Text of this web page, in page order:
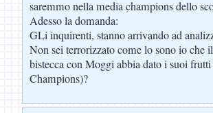
saremmo nella media champions dello
Adesso la domanda:
GLi inquirenti, stanno arrivando ad
Non sei terrorizzato come lo sono io che
bistecca con Moggi abbia dato i suoi
Champions)?